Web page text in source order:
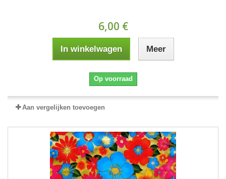
6,00 €
In winkelwagen Meer
Op voorraad
Aan vergelijken toevoegen